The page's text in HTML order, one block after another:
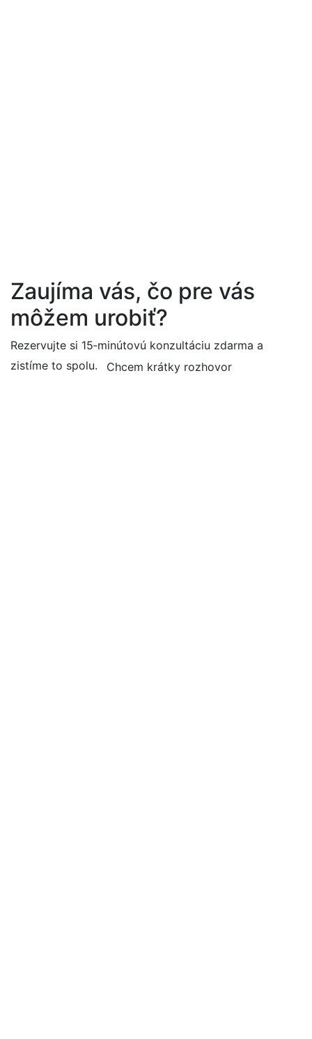
Zaujíma vás, čo pre vás
môžem urobiť?
Rezervujte si 15‑minútovú konzultáciu zdarma a
zistíme to spolu.
Chcem krátky rozhovor